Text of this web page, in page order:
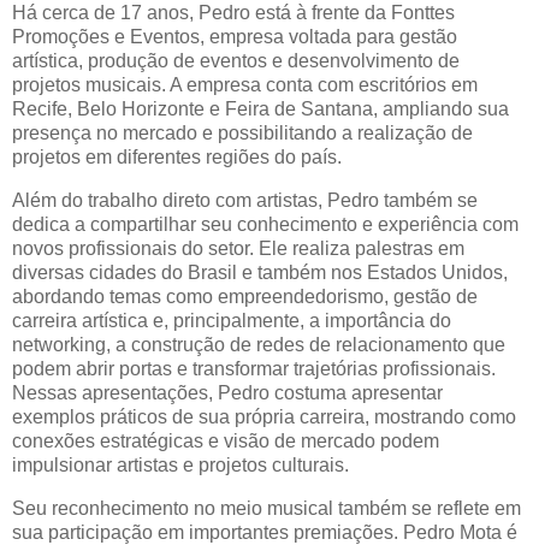
Há cerca de 17 anos, Pedro está à frente da Fonttes
Promoções e Eventos, empresa voltada para gestão
artística, produção de eventos e desenvolvimento de
projetos musicais. A empresa conta com escritórios em
Recife, Belo Horizonte e Feira de Santana, ampliando sua
presença no mercado e possibilitando a realização de
projetos em diferentes regiões do país.
Além do trabalho direto com artistas, Pedro também se
dedica a compartilhar seu conhecimento e experiência com
novos profissionais do setor. Ele realiza palestras em
diversas cidades do Brasil e também nos Estados Unidos,
abordando temas como empreendedorismo, gestão de
carreira artística e, principalmente, a importância do
networking, a construção de redes de relacionamento que
podem abrir portas e transformar trajetórias profissionais.
Nessas apresentações, Pedro costuma apresentar
exemplos práticos de sua própria carreira, mostrando como
conexões estratégicas e visão de mercado podem
impulsionar artistas e projetos culturais.
Seu reconhecimento no meio musical também se reflete em
sua participação em importantes premiações. Pedro Mota é